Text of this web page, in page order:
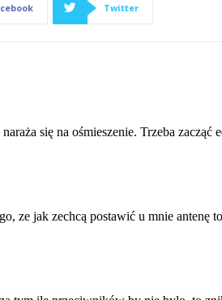
Twitter